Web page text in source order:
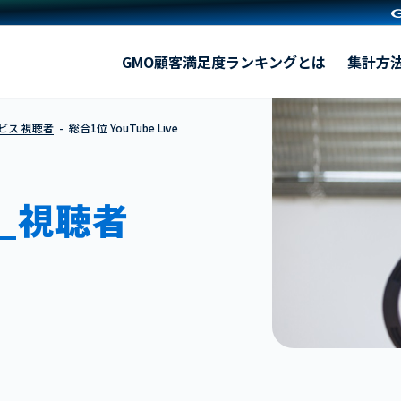
GMO顧客満足度ランキングとは 集計方
ス 視聴者 総合1位 YouTube Live
視聴者